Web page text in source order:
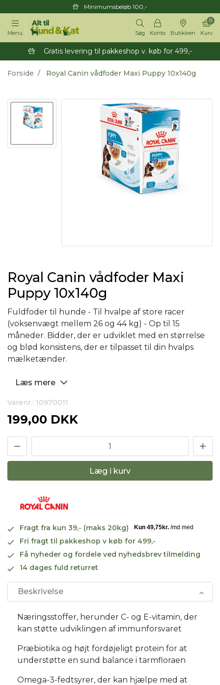
Minimumsbeløb 100,-
Menu Søg Konto Butikken Kurv
0
Gratis levering til pakkeshop v. køb for 499,-
Forside Royal Canin vådfoder Maxi Puppy 10x140g
Royal Canin vådfoder Maxi
Puppy 10x140g
Fuldfoder til hunde - Til hvalpe af store racer
(voksenvægt mellem 26 og 44 kg) - Op til 15
måneder. Bidder, der er udviklet med en størrelse
og blød konsistens, der er tilpasset til din hvalps
mælketænder.
Læs mere
Varenr.: 10970011
199,00 DKK
Læg i kurv
Fragt fra kun 39,- (maks 20kg)
Fri fragt til pakkeshop v køb for 499,-
Få nyheder og fordele ved nyhedsbrev tilmelding
14 dages fuld returret
Beskrivelse
Næringsstoffer, herunder C- og E-vitamin, der
kan støtte udviklingen af immunforsvaret
Præbiotika og højt fordøjeligt protein for at
understøtte en sund balance i tarmfloraen
Omega-3-fedtsyrer, der kan hjælpe med at